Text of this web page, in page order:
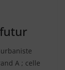
A ; celle